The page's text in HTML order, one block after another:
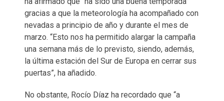
gracias a que la meteorología ha acompañado con
nevadas a principio de año y durante el mes de
marzo. “Esto nos ha permitido alargar la campaña
una semana más de lo previsto, siendo, además,
la última estación del Sur de Europa en cerrar sus
puertas”, ha añadido.
No obstante, Rocío Díaz ha recordado que “a